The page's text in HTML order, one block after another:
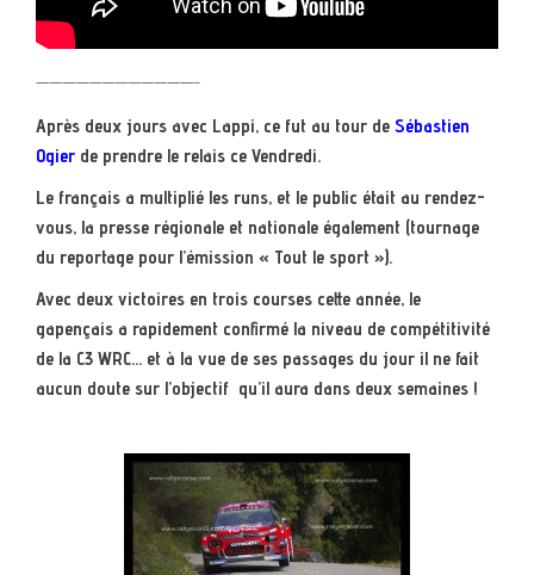
————————————-
Après deux jours avec Lappi, ce fut au tour de Sébastien
Ogier de prendre le relais ce Vendredi.
Le français a multiplié les runs, et le public était au rendez-
vous, la presse régionale et nationale également (tournage
du reportage pour l’émission « Tout le sport »).
Avec deux victoires en trois courses cette année, le
gapençais a rapidement confirmé la niveau de compétitivité
de la C3 WRC… et à la vue de ses passages du jour il ne fait
aucun doute sur l’objectif qu’il aura dans deux semaines !